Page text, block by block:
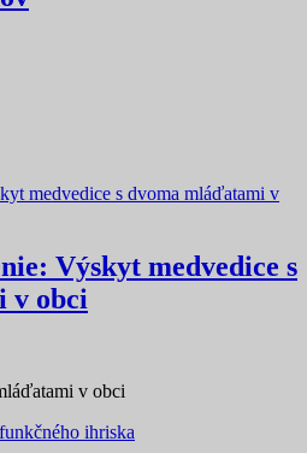
Výskyt medvedice s
v obci
v obci